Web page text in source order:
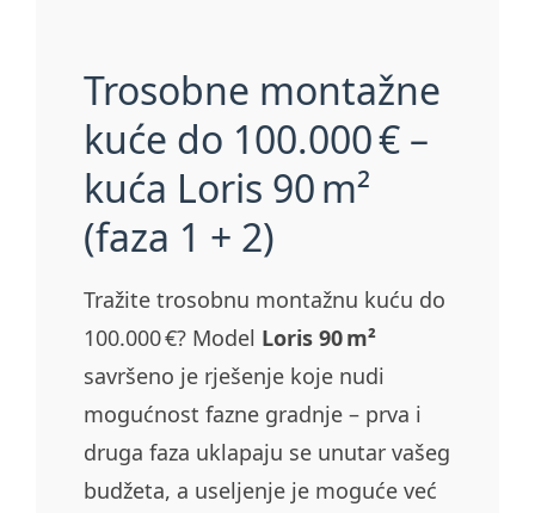
Trosobne montažne
kuće do 100.000 € –
kuća Loris 90 m²
(faza 1 + 2)
Tražite trosobnu montažnu kuću do
100.000 €? Model Loris 90 m²
savršeno je rješenje koje nudi
mogućnost fazne gradnje – prva i
druga faza uklapaju se unutar vašeg
budžeta, a useljenje je moguće već